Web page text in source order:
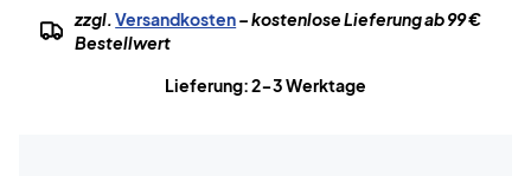
zzgl.Versandkosten– kostenlose Lieferung ab 99 €
Bestellwert
Lieferung: 2-3 Werktage